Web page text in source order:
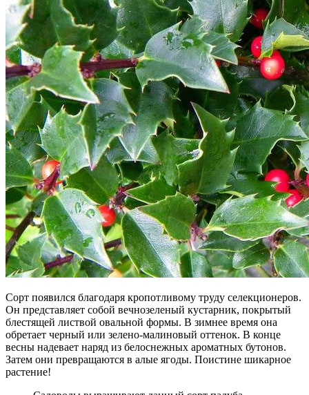
Сорт появился благодаря кропотливому труду селекционеров.
Он представляет собой вечнозеленый кустарник, покрытый
блестящей листвой овальной формы. В зимнее время она
обретает черный или зелено-малиновый оттенок. В конце
весны надевает наряд из белоснежных ароматных бутонов.
Затем они превращаются в алые ягоды. Поистине шикарное
растение!